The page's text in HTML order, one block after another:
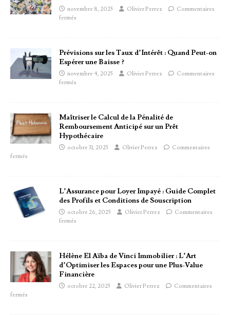
novembre 8, 2025 Olivier Perrez
Commentaires
fermés
Prévisions sur les Taux d’Intérêt : Quand Peut-on
Espérer une Baisse ?
novembre 4, 2025 Olivier Perrez
Commentaires
fermés
Maîtriser le Calcul de la Pénalité de
Remboursement Anticipé sur un Prêt
Hypothécaire
octobre 31, 2025 Olivier Perrez
Commentaires
fermés
L’Assurance pour Loyer Impayé : Guide Complet
des Profils et Conditions de Souscription
octobre 26, 2025 Olivier Perrez
Commentaires
fermés
Hélène El Aïba de Vinci Immobilier : L’Art
d’Optimiser les Espaces pour une Plus-Value
Financière
octobre 22, 2025 Olivier Perrez
Commentaires
fermés